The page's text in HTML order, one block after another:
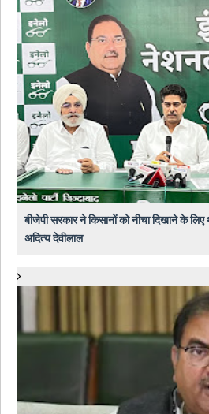
बीजेपी सरकार ने किसानों को नीचा दिखाने के
अदित्य देवीलाल